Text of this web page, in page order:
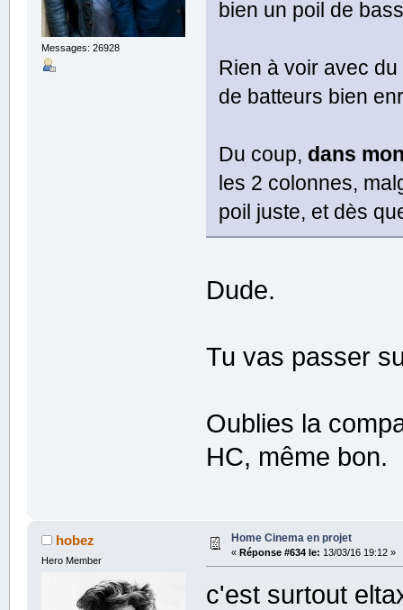
Messages: 26928
bien un poil de
Rien à voir avec
de batteurs bien
Du coup, dans
les 2 colonnes,
poil juste, et dès
Dude.
Tu vas passer
Oublies la
HC, même bon.
hobez
Hero Member
Home Cinema en projet
« Réponse #634 le: 13/03/16 19:12 »
c'est surtout